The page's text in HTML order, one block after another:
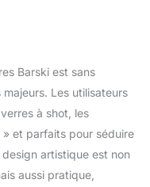
Barski est sans
Les utilisateurs
à shot, les
et parfaits pour séduire
design artistique est non
aussi pratique,